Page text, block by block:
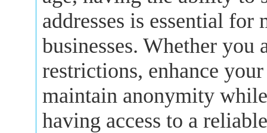
addresses is essential
businesses. Whether you
restrictions, enhance
maintain anonymity
having access to a